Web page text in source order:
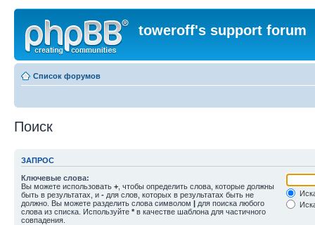
toweroff's support forum
Список форумов
Поиск
ЗАПРОС
Ключевые слова:
Вы можете использовать + , чтобы определить слова, которые должны
быть в результатах, и - для слов, которых в результатах быть не
должно. Вы можете разделить слова символом | для поиска любого
слова из списка. Используйте * в качестве шаблона для частичного
совпадения.